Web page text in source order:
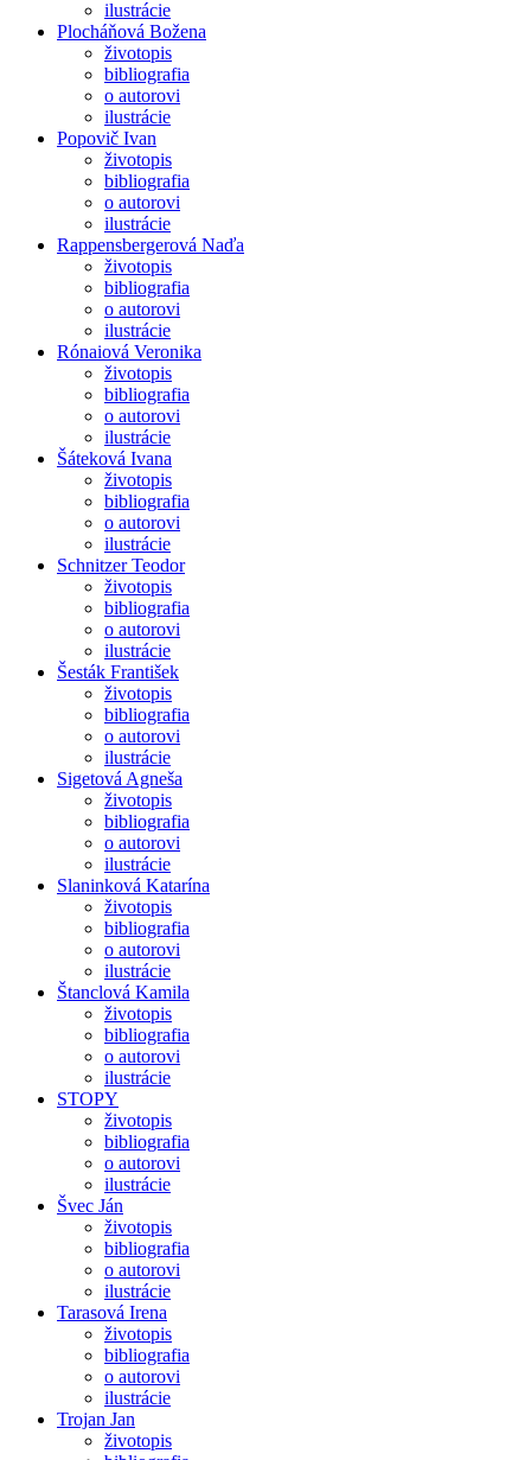
ilustrácie
Plocháňová Božena
životopis
bibliografia
o autorovi
ilustrácie
Popovič Ivan
životopis
bibliografia
o autorovi
ilustrácie
Rappensbergerová Naďa
životopis
bibliografia
o autorovi
ilustrácie
Rónaiová Veronika
životopis
bibliografia
o autorovi
ilustrácie
Šáteková Ivana
životopis
bibliografia
o autorovi
ilustrácie
Schnitzer Teodor
životopis
bibliografia
o autorovi
ilustrácie
Šesták František
životopis
bibliografia
o autorovi
ilustrácie
Sigetová Agneša
životopis
bibliografia
o autorovi
ilustrácie
Slaninková Katarína
životopis
bibliografia
o autorovi
ilustrácie
Štanclová Kamila
životopis
bibliografia
o autorovi
ilustrácie
STOPY
životopis
bibliografia
o autorovi
ilustrácie
Švec Ján
životopis
bibliografia
o autorovi
ilustrácie
Tarasová Irena
životopis
bibliografia
o autorovi
ilustrácie
Trojan Jan
životopis